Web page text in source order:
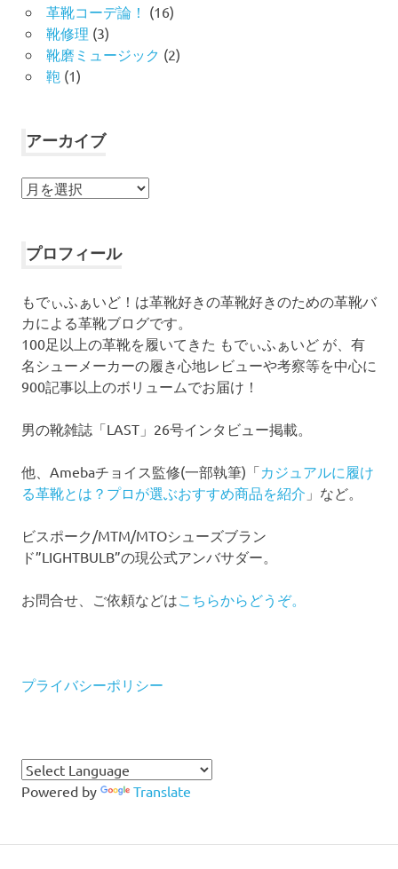
革靴コーデ論！ (16)
靴修理 (3)
靴磨ミュージック (2)
鞄 (1)
アーカイブ
ア
イ
プロフィール
もでぃふぁいど！は革靴好きの革靴好きのための革靴バ
カによる革靴ブログです。
100足以上の革靴を履いてきた もでぃふぁいど が、有
名シューメーカーの履き心地レビューや考察等を中心に
900記事以上のボリュームでお届け！
男の靴雑誌「LAST」26号インタビュー掲載。
他、Amebaチョイス監修(一部執筆)「カジュアルに履け
る革靴とは？プロが選ぶおすすめ商品を紹介 」など。
ビスポーク/MTM/MTOシューズブラン
ド”LIGHTBULB”の現公式アンバサダー。
お問合せ、ご依頼などは こちらからどうぞ。
プライバシーポリシー
Powered by Translate